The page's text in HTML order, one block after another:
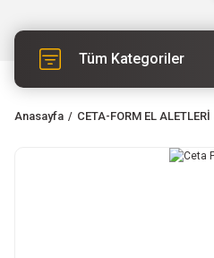
Tüm Kategoriler
Anasayfa CETA-FORM EL ALETLERİ